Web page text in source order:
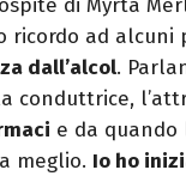
di Myrta
ad alcuni
dall’alcol.
conduttrice,
e da quando
meglio. Io ho